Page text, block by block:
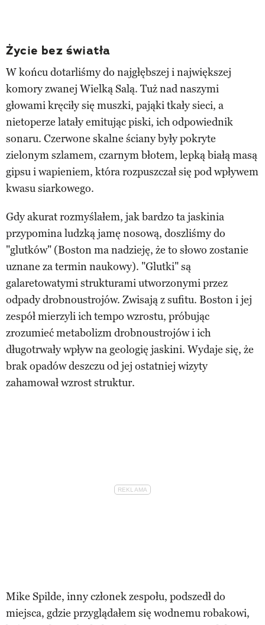
Życie bez światła
W końcu dotarliśmy do najgłębszej i największej
komory zwanej Wielką Salą. Tuż nad naszymi
głowami kręciły się muszki, pająki tkały sieci, a
nietoperze latały emitując piski, ich odpowiednik
sonaru. Czerwone skalne ściany były pokryte
zielonym szlamem, czarnym błotem, lepką białą masą
gipsu i wapieniem, która rozpuszczał się pod wpływem
kwasu siarkowego.
Gdy akurat rozmyślałem, jak bardzo ta jaskinia
przypomina ludzką jamę nosową, doszliśmy do
"glutków" (Boston ma nadzieję, że to słowo zostanie
uznane za termin naukowy). "Glutki" są
galaretowatymi strukturami utworzonymi przez
odpady drobnoustrojów. Zwisają z sufitu. Boston i jej
zespół mierzyli ich tempo wzrostu, próbując
zrozumieć metabolizm drobnoustrojów i ich
długotrwały wpływ na geologię jaskini. Wydaje się, że
brak opadów deszczu od jej ostatniej wizyty
zahamował wzrost struktur.
Mike Spilde, inny członek zespołu, podszedł do
miejsca, gdzie przyglądałem się wodnemu robakowi,